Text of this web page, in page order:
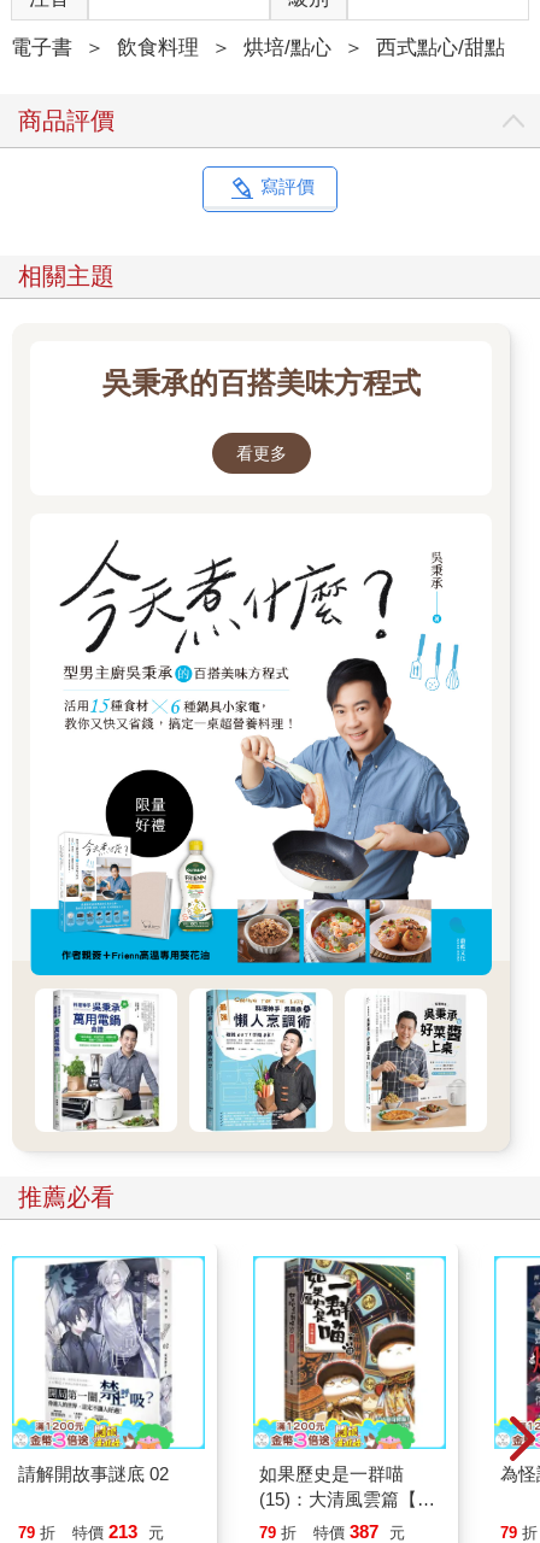
電子書 ＞ 飲食料理 ＞ 烘培/點心 ＞ 西式點心/甜點
商品評價
寫評價
相關主題
吳秉承的百搭美味方程式
看更多
推薦必看
請解開故事謎底 02
79 折 特價 213 元
如果歷史是一群喵
(15)：大清風雲篇【萌
貓漫畫學歷史】
79 折 特價 387 元
為怪
79 折